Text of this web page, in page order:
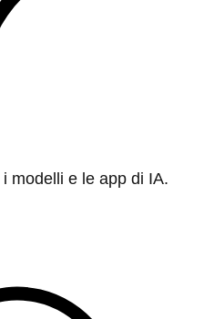
modelli e le app di IA.